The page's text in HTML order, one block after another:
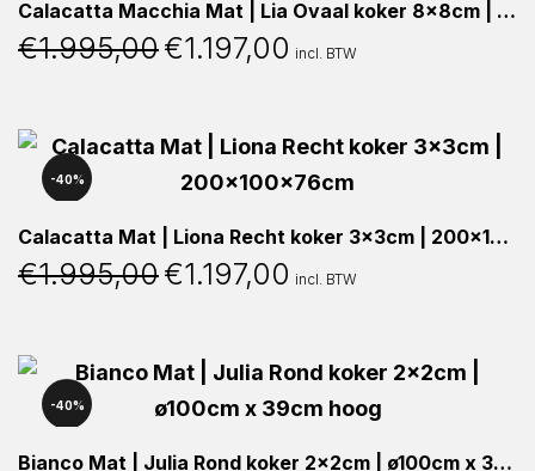
Calacatta Macchia Mat | Lia Ovaal koker 8x8cm | 210x100x76cm
€1.995,00 Oorspronkelijke
€1.197,00 Huidige
incl. BTW
40%
Calacatta Mat | Liona Recht koker 3x3cm | 200x100x76cm
€1.995,00 Oorspronkelijke
€1.197,00 Huidige
incl. BTW
40%
Bianco Mat | Julia Rond koker 2x2cm | ø100cm x 39cm hoog